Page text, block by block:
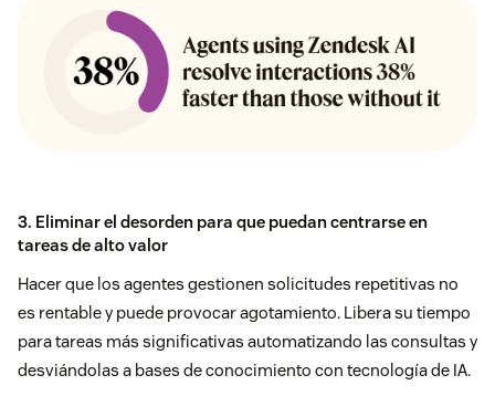
3. Eliminar el desorden para que puedan centrarse en
tareas de alto valor
Hacer que los agentes gestionen solicitudes repetitivas no
es rentable y puede provocar agotamiento. Libera su tiempo
para tareas más significativas automatizando las consultas y
desviándolas a bases de conocimiento con tecnología de IA.